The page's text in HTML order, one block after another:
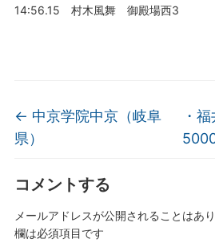
14:56.15 村木風舞 御殿場西3
← 中京学院中京（岐阜
県）
・
コメントする
メールアドレスが公開されることはあり
欄は必須項目です